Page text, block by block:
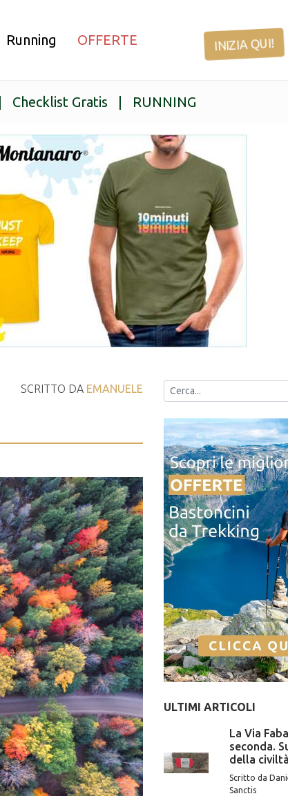
Running OFFERTE INIZIA QUI!
Checklist Gratis RUNNING
SCRITTO DA EMANUELE
ULTIMI ARTICOLI
La Via
seconda.
della
Scritto da
Sanctis